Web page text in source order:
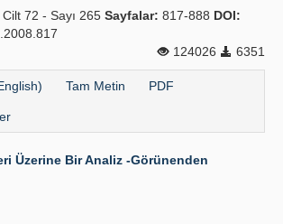
72 - Sayı 265 Sayfalar: 817-888 DOI:
124026
6351
Tam Metin PDF
Üzerine Bir Analiz -Görünenden